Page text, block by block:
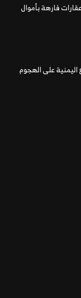
فارهة بأموال
اليمنية على الهجوم